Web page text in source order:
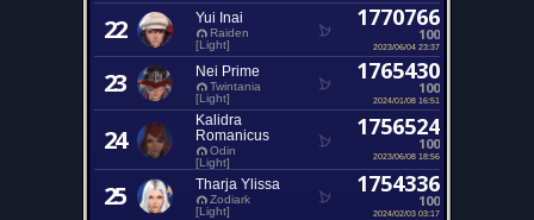
22 Yui Inai
Raiden
[Light]
1770766
100
2023/06/04 23:37
23 Nei Prime
Twintania
[Light]
1765430
100
2024/01/08 16:51
24
Kalidra
Romanicus
Odin
[Light]
1756524
100
2023/06/08 18:56
25 Tharja Ylissa
Zodiark
[Light]
1754336
100
2024/02/03 03:17